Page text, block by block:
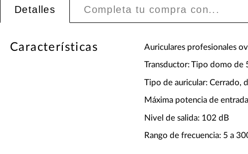
Detalles Completa tu compra con...
Características Auriculares profesionales
Transductor: Tipo domo de
Tipo de auricular: Cerrado,
Máxima potencia de
Nivel de salida: 102 dB
Rango de frecuencia: 5 a